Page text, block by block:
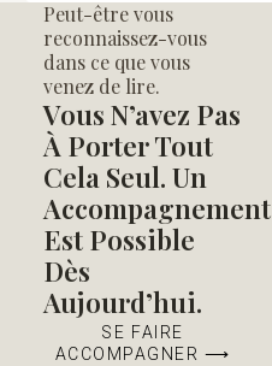
Peut-être vous
reconnaissez-vous
dans ce que vous
venez de lire.
Vous N’avez Pas
À Porter Tout
Cela Seul. Un
Accompagnement
Est Possible
Dès
Aujourd’hui.
SE FAIRE
ACCOMPAGNER ⟶